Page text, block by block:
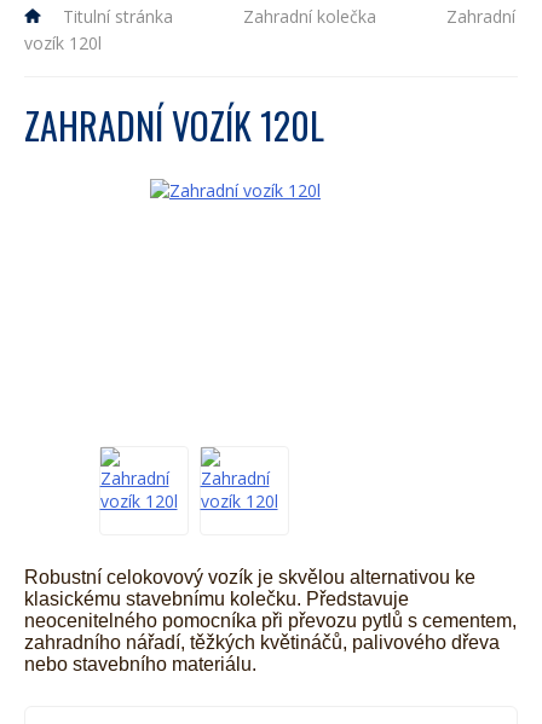
Titulní stránka Zahradní kolečka
Zahradní
vozík 120l
ZAHRADNÍ VOZÍK 120L
Robustní celokovový vozík je skvělou alternativou ke
klasickému stavebnímu kolečku. Představuje
neocenitelného pomocníka při převozu pytlů s cementem,
zahradního nářadí, těžkých květináčů, palivového dřeva
nebo stavebního materiálu.